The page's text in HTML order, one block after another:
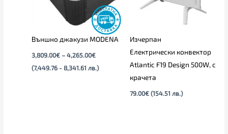
Външно джакузи MODENA
3,809.00€ – 4,265.00€
(7,449.76 - 8,341.61 лв.)
Изчерпан
Електрически конвектор
Atlantic F19 Design 500W, с
крачета
79.00€ (154.51 лв.)